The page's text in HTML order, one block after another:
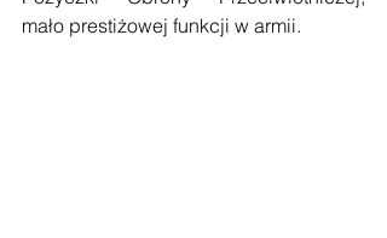
mało prestiżowej funkcji w armii.